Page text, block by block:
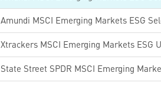
Amundi MSCI Emerging Markets ESG
Xtrackers MSCI Emerging Markets ESG
State Street SPDR MSCI Emerging